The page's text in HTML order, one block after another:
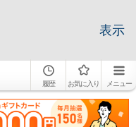
表示
履歴 お気に入り メニュー